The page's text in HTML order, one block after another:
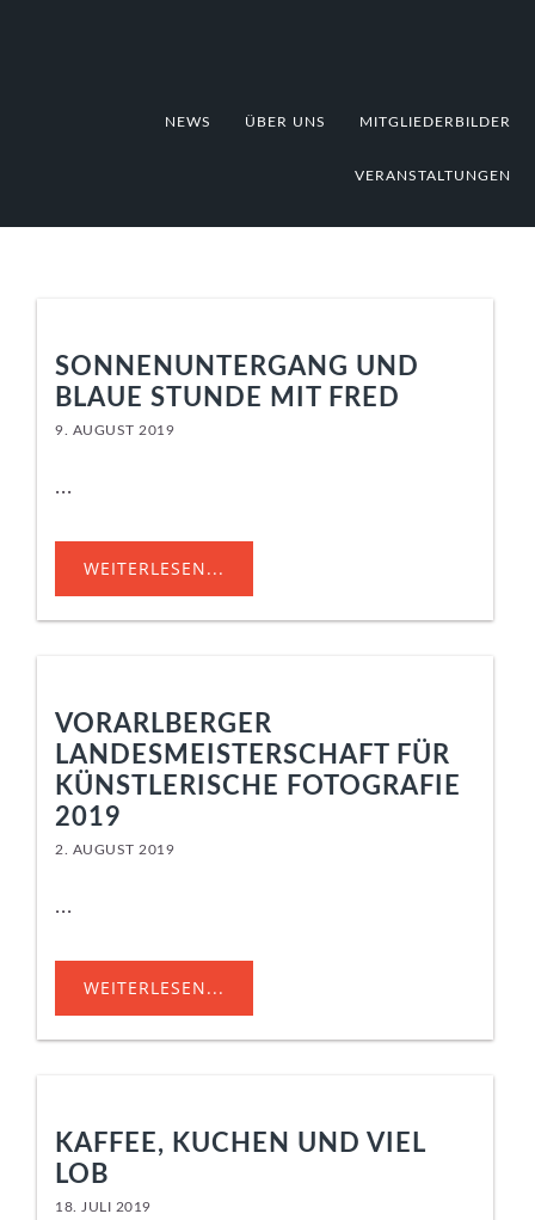
NEWS ÜBER UNS MITGLIEDERBILDER
VERANSTALTUNGEN
SONNENUNTERGANG UND
BLAUE STUNDE MIT FRED
9. AUGUST 2019
...
WEITERLESEN...
VORARLBERGER
LANDESMEISTERSCHAFT FÜR
KÜNSTLERISCHE FOTOGRAFIE
2019
2. AUGUST 2019
...
WEITERLESEN...
KAFFEE, KUCHEN UND VIEL
LOB
18. JULI 2019